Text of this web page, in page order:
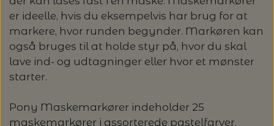
LANG YARNS: CARPE DIEM - SPAR 20%
LANG YARNS: VAYA - SPAR 20%
HJELHOLT
ISAGER
FILCOLANA
HANNE LARSEN STRIK
HJELHOLT
HELE SÆT
HERREMODELLER
TILBEHØR
KNITPRO - UDSKIFTELIGE RUNDP. &
WIRES
STRØMPEPINDE
GLERUP YATZY - SINGLE SÆT M.
TERNINGER
GLERUP YATZY - DOUBLE SÆT M.
ULDSÆBE
SONETT – ØKOLOGISK SÆBE OG
MILJØVENLIGE VASKEMIDLER
ADDI-TO-GO
BLOCKERSÆT/BLOKKESÆT
POMP STICH
VERVACO - PÅTEGNET BRODERI
GLERUPS HJEMMESKO
GLERUPS SKO
GLERUPS STØVLE
HAFLINGER SKO - UDE OG INDE
PLAIDER
MUUD LIVING
OM OS
KONTAKT
ÅBNINGSTIDER
er ideelle, hvis du eksempelvis har brug for at
markere, hvor runden begynder. Markøren kan
også bruges til at holde styr på, hvor du skal
lave ind- og udtagninger eller hvor et mønster
starter.
Pony Maskemarkører indeholder 25
maskemarkører i assorterede pastelfarver.